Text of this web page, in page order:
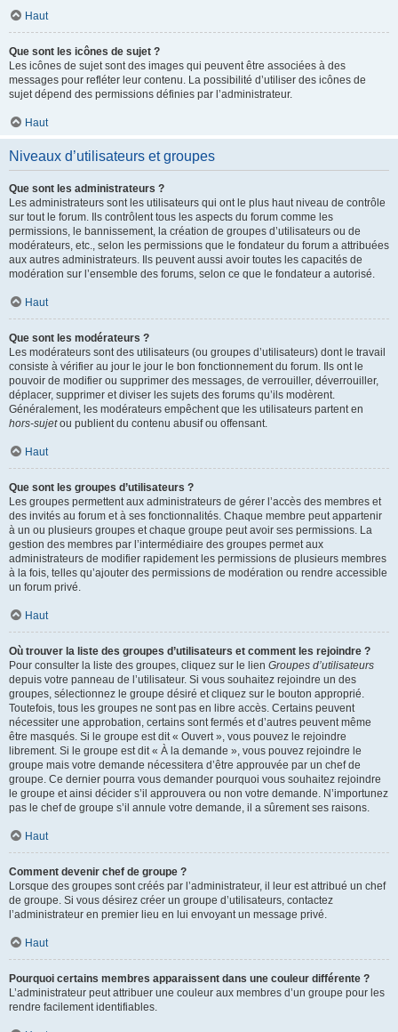
Haut
Que sont les icônes de sujet ?
Les icônes de sujet sont des images qui peuvent être associées à des
messages pour refléter leur contenu. La possibilité d’utiliser des icônes de
sujet dépend des permissions définies par l’administrateur.
Haut
Niveaux d’utilisateurs et groupes
Que sont les administrateurs ?
Les administrateurs sont les utilisateurs qui ont le plus haut niveau de contrôle
sur tout le forum. Ils contrôlent tous les aspects du forum comme les
permissions, le bannissement, la création de groupes d’utilisateurs ou de
modérateurs, etc., selon les permissions que le fondateur du forum a attribuées
aux autres administrateurs. Ils peuvent aussi avoir toutes les capacités de
modération sur l’ensemble des forums, selon ce que le fondateur a autorisé.
Haut
Que sont les modérateurs ?
Les modérateurs sont des utilisateurs (ou groupes d’utilisateurs) dont le travail
consiste à vérifier au jour le jour le bon fonctionnement du forum. Ils ont le
pouvoir de modifier ou supprimer des messages, de verrouiller, déverrouiller,
déplacer, supprimer et diviser les sujets des forums qu’ils modèrent.
Généralement, les modérateurs empêchent que les utilisateurs partent en
hors-sujetou publient du contenu abusif ou offensant.
Haut
Que sont les groupes d’utilisateurs ?
Les groupes permettent aux administrateurs de gérer l’accès des membres et
des invités au forum et à ses fonctionnalités. Chaque membre peut appartenir
à un ou plusieurs groupes et chaque groupe peut avoir ses permissions. La
gestion des membres par l’intermédiaire des groupes permet aux
administrateurs de modifier rapidement les permissions de plusieurs membres
à la fois, telles qu’ajouter des permissions de modération ou rendre accessible
un forum privé.
Haut
Où trouver la liste des groupes d’utilisateurs et comment les rejoindre ?
Pour consulter la liste des groupes, cliquez sur le lien Groupes d’utilisateurs
depuis votre panneau de l’utilisateur. Si vous souhaitez rejoindre un des
groupes, sélectionnez le groupe désiré et cliquez sur le bouton approprié.
Toutefois, tous les groupes ne sont pas en libre accès. Certains peuvent
nécessiter une approbation, certains sont fermés et d’autres peuvent même
être masqués. Si le groupe est dit « Ouvert », vous pouvez le rejoindre
librement. Si le groupe est dit « À la demande », vous pouvez rejoindre le
groupe mais votre demande nécessitera d’être approuvée par un chef de
groupe. Ce dernier pourra vous demander pourquoi vous souhaitez rejoindre
le groupe et ainsi décider s’il approuvera ou non votre demande. N’importunez
pas le chef de groupe s’il annule votre demande, il a sûrement ses raisons.
Haut
Comment devenir chef de groupe ?
Lorsque des groupes sont créés par l’administrateur, il leur est attribué un chef
de groupe. Si vous désirez créer un groupe d’utilisateurs, contactez
l’administrateur en premier lieu en lui envoyant un message privé.
Haut
Pourquoi certains membres apparaissent dans une couleur différente ?
L’administrateur peut attribuer une couleur aux membres d’un groupe pour les
rendre facilement identifiables.